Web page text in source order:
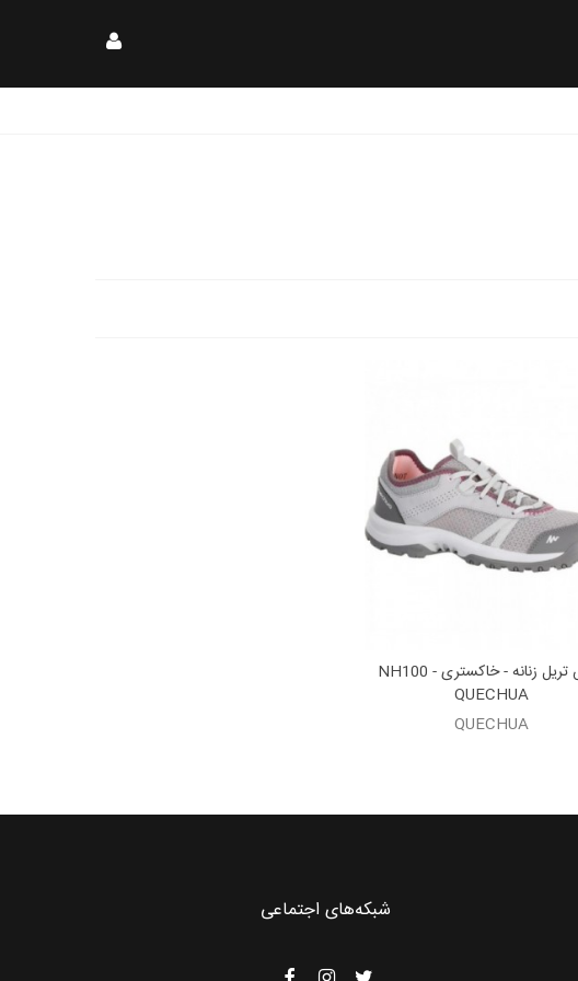
کفش تریل زنانه - خاکستری - NH100
QUECHUA
QUECHUA
شبکه‌های اجتماعی